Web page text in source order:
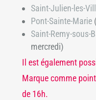
Saint-Julien-les-
Pont-Sainte-Marie
Saint-Remy-sous-
mercredi)
Il est également
Marque comme
de 16h.